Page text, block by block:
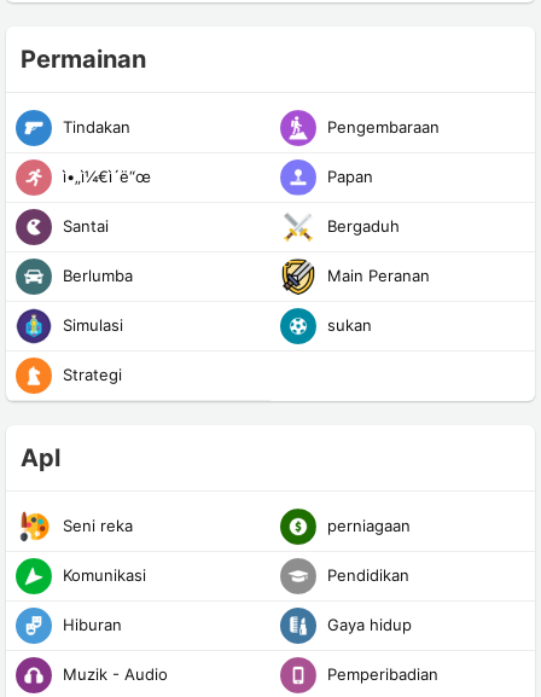
Permainan
Tindakan Pengembaraan
ì•„ì¼€ì´ë“œ Papan
Santai Bergaduh
Berlumba Main Peranan
Simulasi sukan
Strategi
Apl
Seni reka perniagaan
Komunikasi Pendidikan
Hiburan Gaya hidup
Muzik - Audio Pemperibadian